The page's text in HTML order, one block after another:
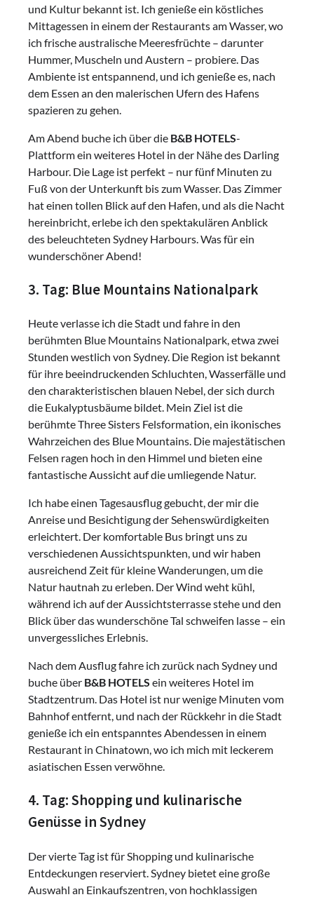
und Kultur bekannt ist. Ich genieße ein köstliches
Mittagessen in einem der Restaurants am Wasser, wo
ich frische australische Meeresfrüchte – darunter
Hummer, Muscheln und Austern – probiere. Das
Ambiente ist entspannend, und ich genieße es, nach
dem Essen an den malerischen Ufern des Hafens
spazieren zu gehen.
Am Abend buche ich über die B&B HOTELS-
Plattform ein weiteres Hotel in der Nähe des Darling
Harbour. Die Lage ist perfekt – nur fünf Minuten zu
Fuß von der Unterkunft bis zum Wasser. Das Zimmer
hat einen tollen Blick auf den Hafen, und als die Nacht
hereinbricht, erlebe ich den spektakulären Anblick
des beleuchteten Sydney Harbours. Was für ein
wunderschöner Abend!
3. Tag: Blue Mountains Nationalpark
Heute verlasse ich die Stadt und fahre in den
berühmten Blue Mountains Nationalpark, etwa zwei
Stunden westlich von Sydney. Die Region ist bekannt
für ihre beeindruckenden Schluchten, Wasserfälle und
den charakteristischen blauen Nebel, der sich durch
die Eukalyptusbäume bildet. Mein Ziel ist die
berühmte Three Sisters Felsformation, ein ikonisches
Wahrzeichen des Blue Mountains. Die majestätischen
Felsen ragen hoch in den Himmel und bieten eine
fantastische Aussicht auf die umliegende Natur.
Ich habe einen Tagesausflug gebucht, der mir die
Anreise und Besichtigung der Sehenswürdigkeiten
erleichtert. Der komfortable Bus bringt uns zu
verschiedenen Aussichtspunkten, und wir haben
ausreichend Zeit für kleine Wanderungen, um die
Natur hautnah zu erleben. Der Wind weht kühl,
während ich auf der Aussichtsterrasse stehe und den
Blick über das wunderschöne Tal schweifen lasse – ein
unvergessliches Erlebnis.
Nach dem Ausflug fahre ich zurück nach Sydney und
buche über B&B HOTELS ein weiteres Hotel im
Stadtzentrum. Das Hotel ist nur wenige Minuten vom
Bahnhof entfernt, und nach der Rückkehr in die Stadt
genieße ich ein entspanntes Abendessen in einem
Restaurant in Chinatown, wo ich mich mit leckerem
asiatischen Essen verwöhne.
4. Tag: Shopping und kulinarische
Genüsse in Sydney
Der vierte Tag ist für Shopping und kulinarische
Entdeckungen reserviert. Sydney bietet eine große
Auswahl an Einkaufszentren, von hochklassigen